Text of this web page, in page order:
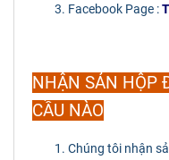
Facebook Page :
NHẬN SẢN HỘP
CẦU NÀO
Chúng tôi nhận